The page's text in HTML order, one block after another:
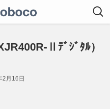
Ⅱﾃﾞｼﾞﾀﾙ）
2月16日